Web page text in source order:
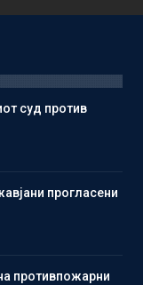
суд против
прогласени
противпожарни